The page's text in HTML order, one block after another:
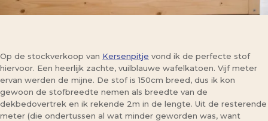
Op de stockverkoop van Kersenpitje vond ik de perfecte stof
hiervoor. Een heerlijk zachte, vuilblauwe wafelkatoen. Vijf meter
ervan werden de mijne. De stof is 150cm breed, dus ik kon
gewoon de stofbreedte nemen als breedte van de
dekbedovertrek en ik rekende 2m in de lengte. Uit de resterende
meter (die ondertussen al wat minder geworden was, want